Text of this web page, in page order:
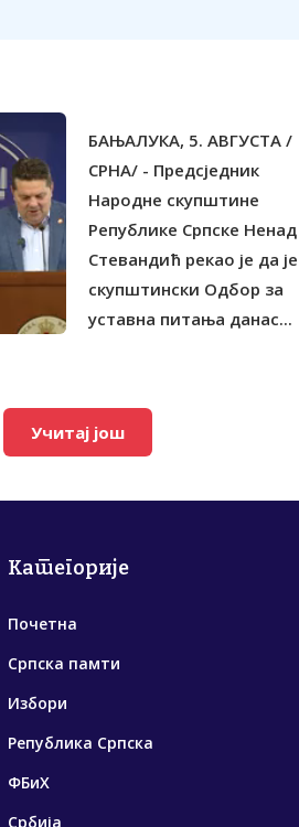
БАЊАЛУКА, 5. АВГУСТА /
СРНА/ - Предсједник
Народне скупштине
Републике Српске Ненад
Стевандић рекао је да је
скупштински Одбор за
уставна питања данас...
Учитај још
Категорије
Почетна
Српска памти
Избори
Република Српска
ФБиХ
Србија